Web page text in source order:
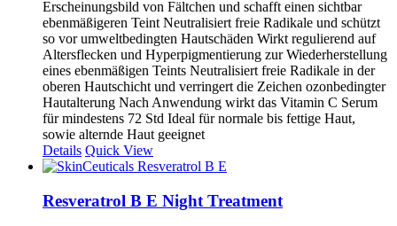
Erscheinungsbild von Fältchen und schafft einen sichtbar
ebenmäßigeren Teint Neutralisiert freie Radikale und schützt
so vor umweltbedingten Hautschäden Wirkt regulierend auf
Altersflecken und Hyperpigmentierung zur Wiederherstellung
eines ebenmäßigen Teints Neutralisiert freie Radikale in der
oberen Hautschicht und verringert die Zeichen ozonbedingter
Hautalterung Nach Anwendung wirkt das Vitamin C Serum
für mindestens 72 Std Ideal für normale bis fettige Haut,
sowie alternde Haut geeignet
Details Quick View
Resveratrol B E Night Treatment